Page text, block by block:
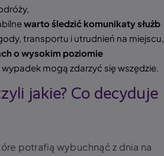
warto śledzić komunikaty służb
transportu i utrudnień na miejscu,
o wysokim poziomie
mogą zdarzyć się wszędzie.
jakie? Co decyduje
potrafią wybuchnąć z dnia na